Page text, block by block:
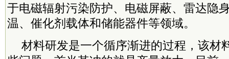
于电磁辐射污染防护、电磁屏蔽、雷达隐
温、催化剂载体和储能器件等领域。
材料研发是一个循序渐进的过程，该材